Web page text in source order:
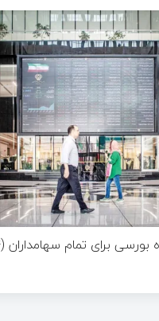
برای تمام سهامداران (۴ آبان)